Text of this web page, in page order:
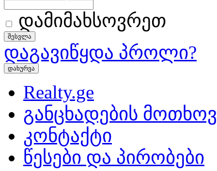
დამიმახსოვრეთ
დაგავიწყდა პროლი?
დახურვა
Realty.ge
განცხადების
კონტაქტი
წესები და პირობები